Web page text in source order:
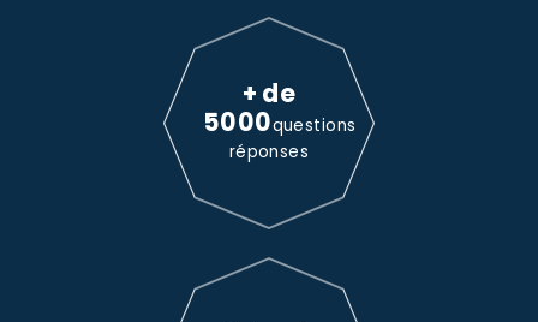
+ de
5000questions
réponses